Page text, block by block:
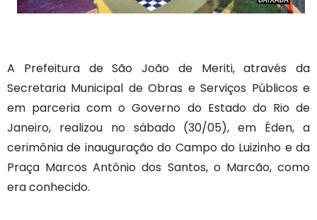
A Prefeitura de São João de Meriti, através da
Secretaria Municipal de Obras e Serviços Públicos e
em parceria com o Governo do Estado do Rio de
Janeiro, realizou no sábado (30/05), em Éden, a
cerimônia de inauguração do Campo do Luizinho e da
Praça Marcos Antônio dos Santos, o Marcão, como
era conhecido.